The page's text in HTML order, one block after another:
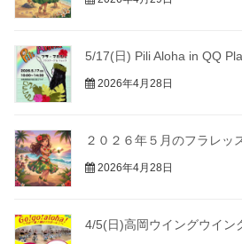
5/17(日) Pili Aloha in QQ
2026年4月28日
２０２６年５月のフラレッ
2026年4月28日
4/5(日)高岡ウイングウイン